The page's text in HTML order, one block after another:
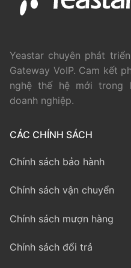
Yeastar chuyên phát
Gateway VoIP. Cam kết
nghệ thế hệ mới trong
doanh nghiệp.
CÁC CHÍNH SÁCH
Chính sách bảo hành
Chính sách vận chuyển
Chính sách mượn hàng
Chính sách đổi trả